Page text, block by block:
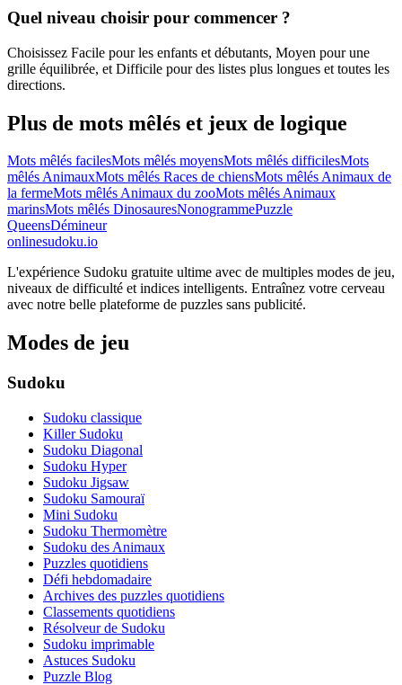
Quel niveau choisir pour commencer ?
Choisissez Facile pour les enfants et débutants, Moyen pour une
grille équilibrée, et Difficile pour des listes plus longues et toutes les
directions.
Plus de mots mêlés et jeux de logique
Mots mêlés facilesMots mêlés moyensMots mêlés difficilesMots
mêlés AnimauxMots mêlés Races de chiensMots mêlés Animaux de
la fermeMots mêlés Animaux du zooMots mêlés Animaux
marinsMots mêlés DinosauresNonogrammePuzzle
QueensDémineur
onlinesudoku.io
L'expérience Sudoku gratuite ultime avec de multiples modes de jeu,
niveaux de difficulté et indices intelligents. Entraînez votre cerveau
avec notre belle plateforme de puzzles sans publicité.
Modes de jeu
Sudoku
Sudoku classique
Killer Sudoku
Sudoku Diagonal
Sudoku Hyper
Sudoku Jigsaw
Sudoku Samouraï
Mini Sudoku
Sudoku Thermomètre
Sudoku des Animaux
Puzzles quotidiens
Défi hebdomadaire
Archives des puzzles quotidiens
Classements quotidiens
Résolveur de Sudoku
Sudoku imprimable
Astuces Sudoku
Puzzle Blog